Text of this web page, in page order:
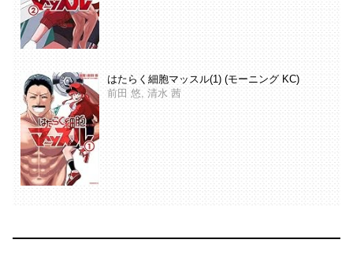
はたらく細胞マッスル(1) (モーニング KC)
前田 悠, 清水 茜